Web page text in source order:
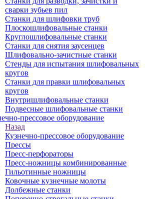
сварки зубьев пил
Станки для шлифовки труб
Плоскошлифовальные станки
Круглошлифовальные станки
Станки для снятия заусенцев
Шлифовально-зачистные станки
Стенды для испытания шлифовальных
кругов
Станки для правки шлифовальных
кругов
Внутришлифовальные станки
Подвесные шлифовальные станки
прессовое оборудование
Назад
Кузнечно-прессовое оборудование
Прессы
Пресс-перфораторы
Пресс-ножницы комбинированные
Гильотинные ножницы
Ковочные кузнечные молоты
Долбежные станки